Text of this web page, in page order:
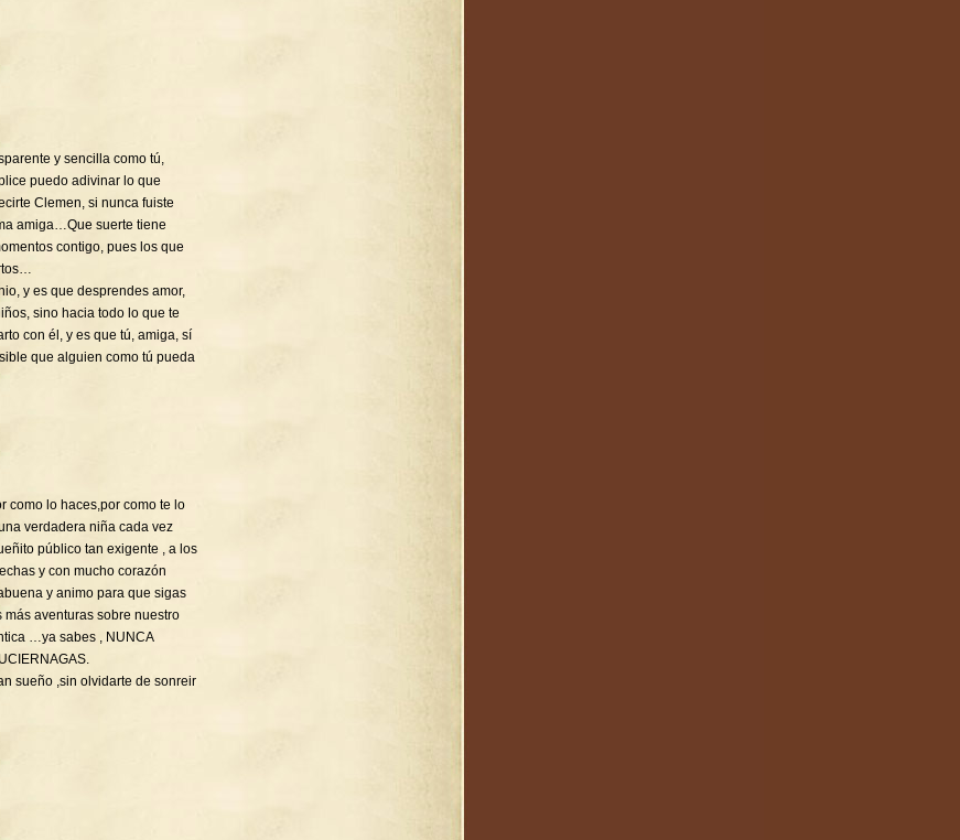
y sencilla como tú,
puedo adivinar lo que
Clemen, si nunca fuiste
amiga…Que suerte tiene
contigo, pues los que
y es que desprendes amor,
sino hacia todo lo que te
con él, y es que tú, amiga, sí
que alguien como tú pueda
como lo haces,por como te lo
verdadera niña cada vez
público tan exigente , a los
y con mucho corazón
y animo para que sigas
aventuras sobre nuestro
…ya sabes , NUNCA
sueño ,sin olvidarte de sonreir